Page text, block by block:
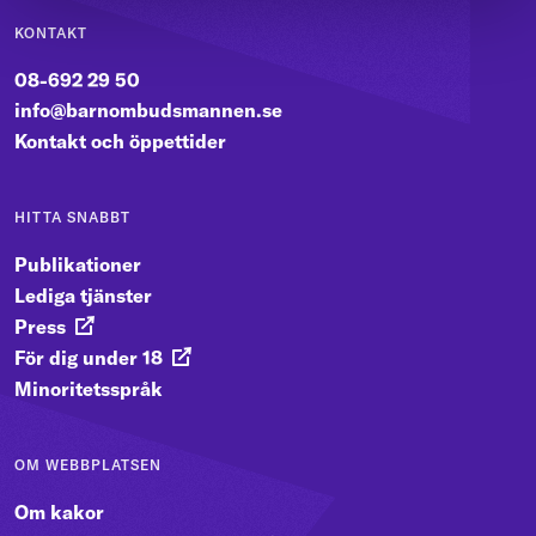
KONTAKT
08-692 29 50
info@barnombudsmannen.se
Kontakt och öppettider
HITTA SNABBT
Publikationer
Lediga tjänster
Press
För dig under 18
Minoritetsspråk
OM WEBBPLATSEN
Om kakor